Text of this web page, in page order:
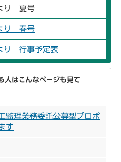
り 夏号
り 春号
り 行事予定表
人はこんなページも見て
監理業務委託公募型プロポ
す